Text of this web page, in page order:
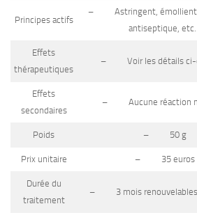
Principes actifs
– Astringent, émollient,
antiseptique, etc…
Effets
thérapeutiques
– Voir les détails ci-
Effets
secondaires
– Aucune réaction
Poids – 50 g
Prix unitaire – 35 euros
Durée du
traitement
– 3 mois renouvelables